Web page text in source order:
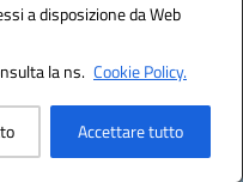
a disposizione da Web
la ns. Cookie Policy.
Accettare tutto
Solution S.r.l.
Italia